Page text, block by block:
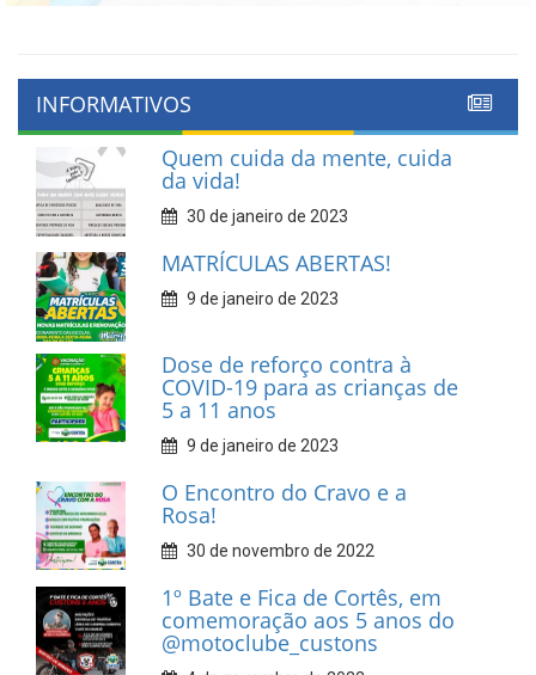
INFORMATIVOS
Quem cuida da mente, cuida
da vida!
30 de janeiro de 2023
MATRÍCULAS ABERTAS!
9 de janeiro de 2023
Dose de reforço contra à
COVID-19 para as crianças de
5 a 11 anos
9 de janeiro de 2023
O Encontro do Cravo e a
Rosa!
30 de novembro de 2022
1º Bate e Fica de Cortês, em
comemoração aos 5 anos do
@motoclube_custons